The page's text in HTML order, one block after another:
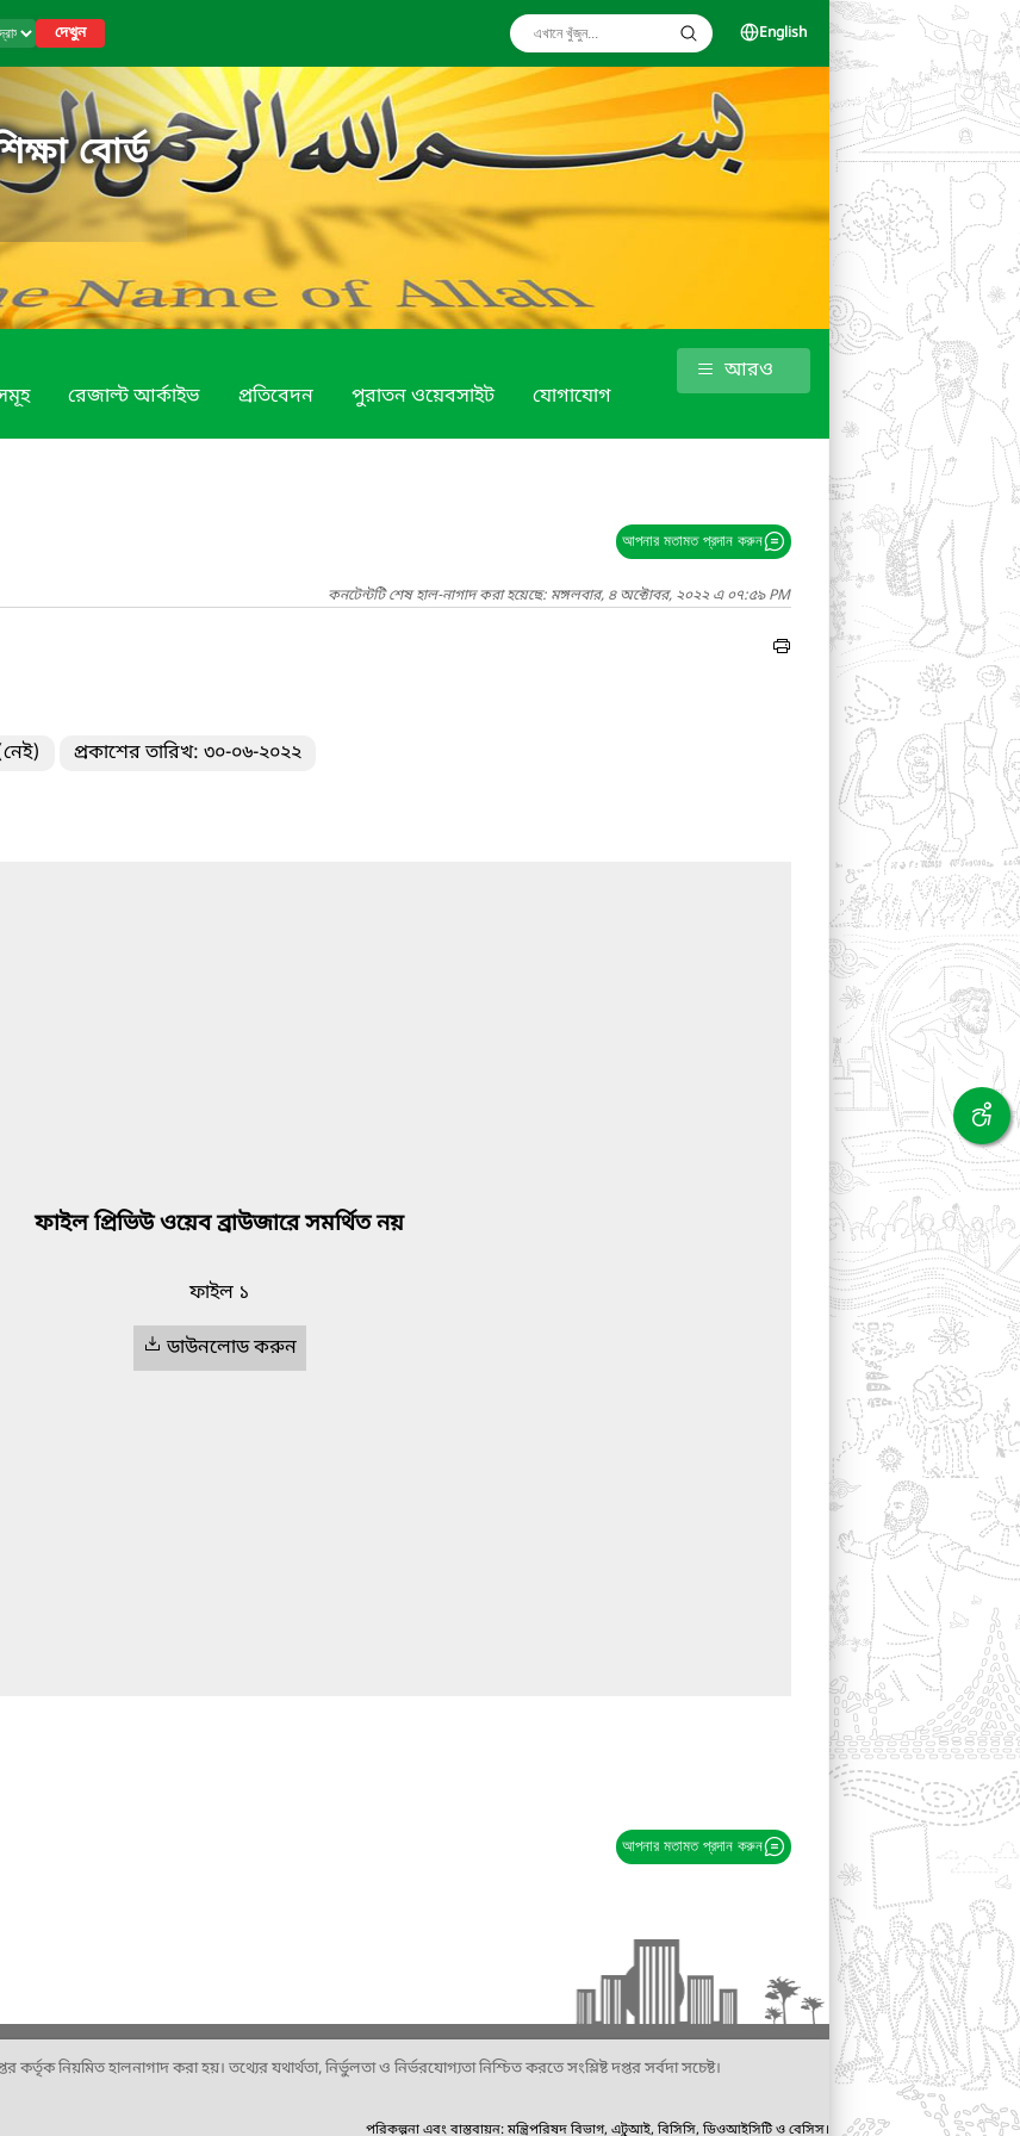
দেখুন English
বোর্ড
রেজাল্ট আর্কাইভ প্রতিবেদন পুরাতন ওয়েবসাইট যোগাযোগ
আরও
আপনার মতামত প্রদান করুন
কনটেন্টটি শেষ হাল-নাগাদ করা হয়েছে: মঙ্গলবার, ৪ অক্টোবর, ২০২২ এ ০৭:৫৯ PM
প্রকাশের তারিখ: ৩০-০৬-২০২২
ফাইল প্রিভিউ ওয়েব ব্রাউজারে সমর্থিত নয়
ফাইল ১
ডাউনলোড করুন
আপনার মতামত প্রদান করুন
নিয়মিত হালনাগাদ করা হয়। তথ্যের যথার্থতা, নির্ভুলতা ও নির্ভরযোগ্যতা নিশ্চিত করতে সংশ্লিষ্ট দপ্তর সর্বদা সচেষ্ট।
পরিকল্পনা এবং বাস্তবায়ন: মন্ত্রিপরিষদ বিভাগ, এটুআই, বিসিসি, ডিওআইসিটি ও বেসিস।